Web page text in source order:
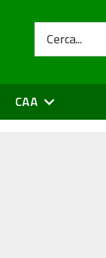
Cerca...
CAA